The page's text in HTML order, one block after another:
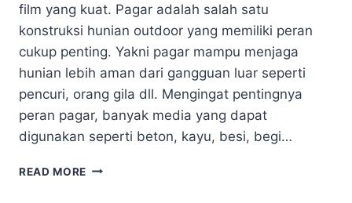
film yang kuat. Pagar adalah salah satu
konstruksi hunian outdoor yang memiliki peran
cukup penting. Yakni pagar mampu menjaga
hunian lebih aman dari gangguan luar seperti
pencuri, orang gila dll. Mengingat pentingnya
peran pagar, banyak media yang dapat
digunakan seperti beton, kayu, besi, begi…
READ MORE FINISHING